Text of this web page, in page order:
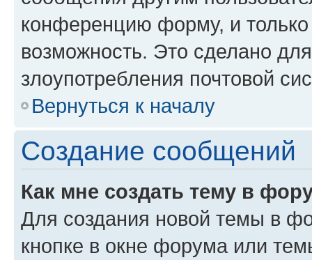
конференцию форму, и
возможность. Это сделано
злоупотребления почтовой
Вернуться к началу
Создание сообщений
Как мне создать тему в
Для создания новой темы в
кнопке в окне форума или